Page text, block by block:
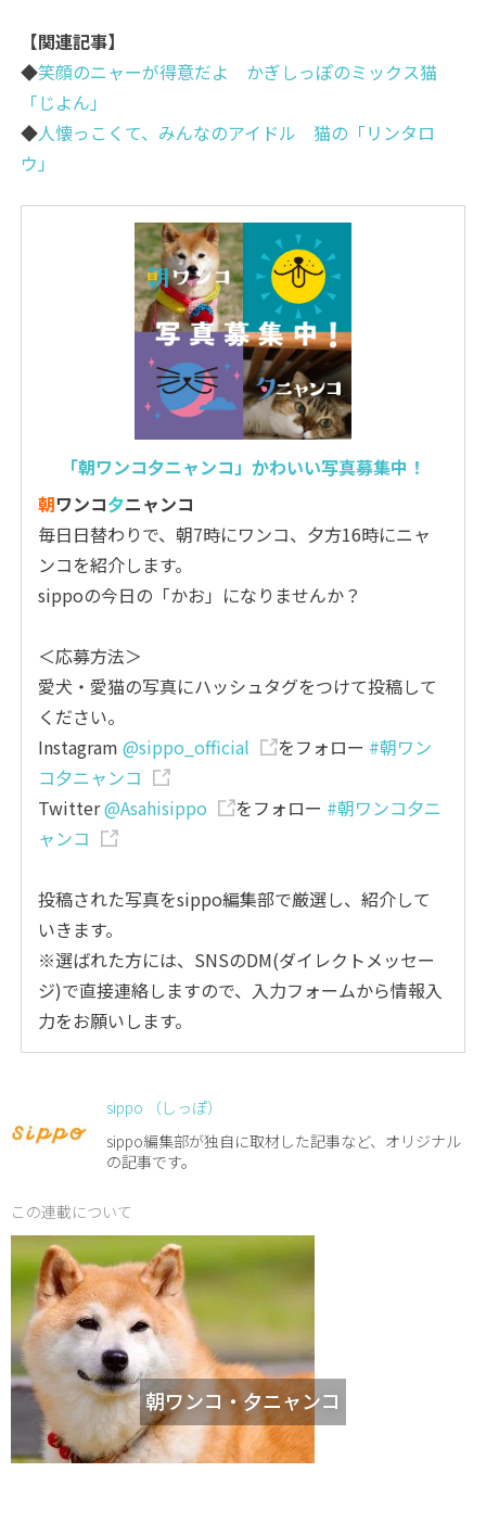
【関連記事】
◆笑顔のニャーが得意だよ かぎしっぽのミックス猫
「じよん」
◆人懐っこくて、みんなのアイドル 猫の「リンタロ
ウ」
「朝ワンコ夕ニャンコ」かわいい写真募集中！
朝ワンコ夕ニャンコ
毎日日替わりで、朝7時にワンコ、夕方16時にニャ
ンコを紹介します。
sippoの今日の「かお」になりませんか？
＜応募方法＞
愛犬・愛猫の写真にハッシュタグをつけて投稿して
ください。
Instagram@sippo_official をフォロー #朝ワン
コ夕ニャンコ
Twitter@Asahisippo をフォロー #朝ワンコ夕ニ
ャンコ
投稿された写真をsippo編集部で厳選し、紹介して
いきます。
※選ばれた方には、SNSのDM(ダイレクトメッセー
ジ)で直接連絡しますので、入力フォームから情報入
力をお願いします。
sippo （しっぽ）
sippo編集部が独自に取材した記事など、オリジナル
の記事です。
この連載について
朝ワンコ・夕ニャンコ